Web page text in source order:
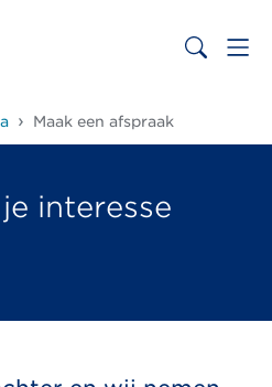
Maak een afspraak
interesse